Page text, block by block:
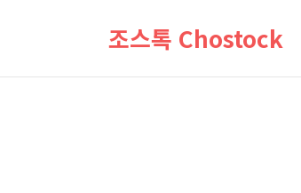
조스톡 Chostock